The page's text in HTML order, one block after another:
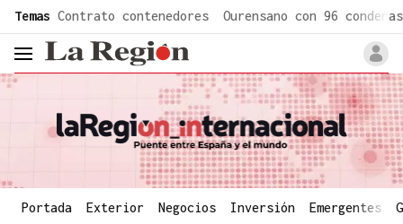
Temas Contrato contenedores Ourensano con 96 condenas
header.menu.open
Portada Exterior Negocios Inversión Emergentes